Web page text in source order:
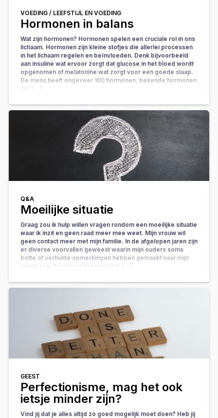
VOEDING / LEEFSTIJL EN VOEDING
Hormonen in balans
Wat zijn hormonen? Hormonen spelen een cruciale rol in ons
lichaam. Hormonen zijn kleine stofjes die allerlei processen
in het lichaam regelen en beïnvloeden. Denk bijvoorbeeld
aan insuline wat ervoor zorgt dat glucose in het bloed wordt
opgenomen of melatonine wat zorgt voor een goede slaap.
De mens heeft ongeveer 100 hormonen, bekende hormonen
zijn […]
Q&A
Moeilijke situatie
Graag zou ik hulp willen vragen rondom een moeilijke situatie
waar ik inzit en geen raad meer mee weet. Mijn vrouw wil
geen contact meer met mijn familie. In de afgelopen jaren zijn
er diverse voorvallen geweest waarin mijn ouders soms
botte of verhulde opmerkingen hebben gemaakt naar mijn
vrouw toe. Daarnaast hebben zij in […]
GEEST
Perfectionisme, mag het ook
ietsje minder zijn?
Vind jij dat je alles altijd zo goed mogelijk moet doen? Heb jij